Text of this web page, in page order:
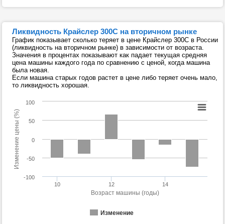
Ликвидность Крайслер 300С на вторичном рынке
График показывает сколько теряет в цене Крайслер 300С в России
(ликвидность на вторичном рынке) в зависимости от возраста.
Значения в процентах показывают как падает текущая средняя
цена машины каждого года по сравнению с ценой, когда машина
была новая.
Если машина старых годов растет в цене либо теряет очень мало,
то ликвидность хорошая.
Возраст машины (годы)
Изменение цены (%)
Изменение
10 12 14
-100
-50
0
50
100